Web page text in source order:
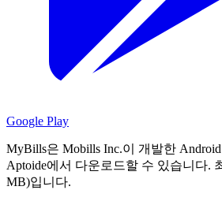
Google Play
MyBills은 Mobills Inc.이 개발한
Aptoide에서 다운로드할 수 있습니다.
MB)입니다.